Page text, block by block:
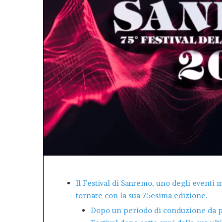
Il Festival di Sanremo, uno degli eventi
tornare con la sua 75esima edizione.
Dopo un periodo di conduzione da
un
bilancio
positivo,
responsabile,
che
conferma
il
valore
dell’Afm
come
patrimonio
pubblico
città.”.